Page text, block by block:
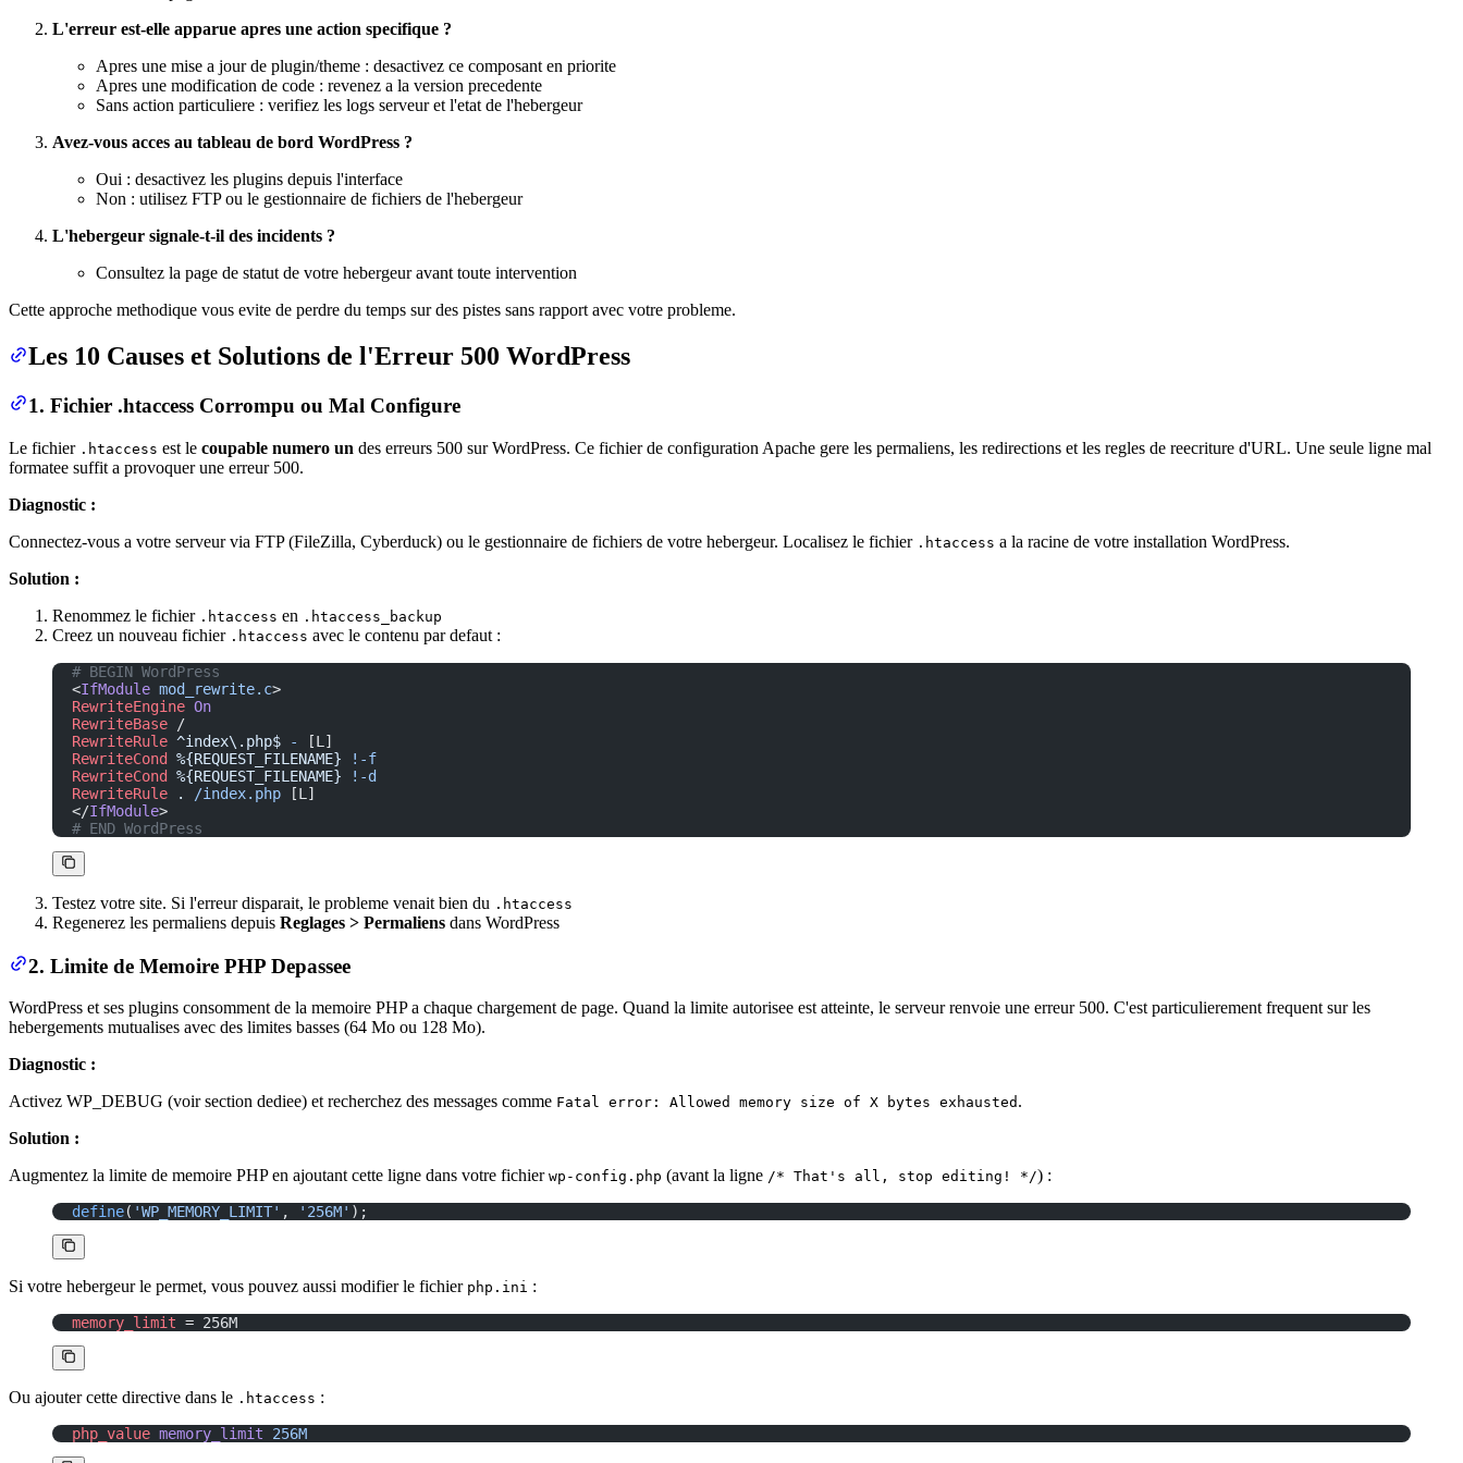
L'erreur est-elle apparue apres une action specifique ?
Apres une mise a jour de plugin/theme : desactivez ce composant en priorite
Apres une modification de code : revenez a la version precedente
Sans action particuliere : verifiez les logs serveur et l'etat de l'hebergeur
Avez-vous acces au tableau de bord WordPress ?
Oui : desactivez les plugins depuis l'interface
Non : utilisez FTP ou le gestionnaire de fichiers de l'hebergeur
L'hebergeur signale-t-il des incidents ?
Consultez la page de statut de votre hebergeur avant toute intervention
Cette approche methodique vous evite de perdre du temps sur des pistes sans rapport avec votre probleme.
Les 10 Causes et Solutions de l'Erreur 500 WordPress
1. Fichier .htaccess Corrompu ou Mal Configure
Le fichier .htaccess est le coupable numero un des erreurs 500 sur WordPress. Ce fichier de configuration Apache gere les permaliens, les redirections et les regles de reecriture d'URL. Une seule ligne mal
formatee suffit a provoquer une erreur 500.
Diagnostic :
Connectez-vous a votre serveur via FTP (FileZilla, Cyberduck) ou le gestionnaire de fichiers de votre hebergeur. Localisez le fichier .htaccess a la racine de votre installation WordPress.
Solution :
Renommez le fichier .htaccess en .htaccess_backup
Creez un nouveau fichier .htaccess avec le contenu par defaut :
# BEGIN WordPress
<IfModule mod_rewrite.c>
RewriteEngine On
RewriteBase /
RewriteRule ^index\.php$ -
[L]
RewriteCond
%{REQUEST_FILENAME} !-f
RewriteCond
%{REQUEST_FILENAME} !-d
RewriteRule . /index.php [L]
</IfModule>
# END WordPress
Testez votre site. Si l'erreur disparait, le probleme venait bien du .htaccess
Regenerez les permaliens depuis Reglages > Permaliens dans WordPress
2. Limite de Memoire PHP Depassee
WordPress et ses plugins consomment de la memoire PHP a chaque chargement de page. Quand la limite autorisee est atteinte, le serveur renvoie une erreur 500. C'est particulierement frequent sur les
hebergements mutualises avec des limites basses (64 Mo ou 128 Mo).
Diagnostic :
Activez WP_DEBUG (voir section dediee) et recherchez des messages comme Fatal error: Allowed memory size of X bytes exhausted .
Solution :
Augmentez la limite de memoire PHP en ajoutant cette ligne dans votre fichier wp-config.php (avant la ligne /* That's all, stop editing! */) :
define( 'WP_MEMORY_LIMIT' , '256M' );
Si votre hebergeur le permet, vous pouvez aussi modifier le fichier php.ini :
memory_limit = 256M
Ou ajouter cette directive dans le .htaccess :
php_value memory_limit 256M